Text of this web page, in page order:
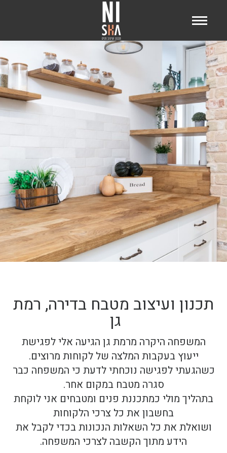
תכנון ועיצוב מטבח בדירה, רמת
גן
המשפחה היקרה מרמת גן הגיעה אלי לפגישת
ייעוץ בעקבות המלצה של לקוחות מרוצים.
כשהגעתי לפגישה נוכחתי לדעת כי המשפחה כבר
סגרה מטבח במקום אחר.
בתהליך מולי כמתכננת פנים ומטבחים אני לוקחת
בחשבון את כל צרכי הלקוחות
ושואלת את כל השאלות הנכונות בכדי לקבל את
הידע מתוך הקשבה לצרכי המשפחה.